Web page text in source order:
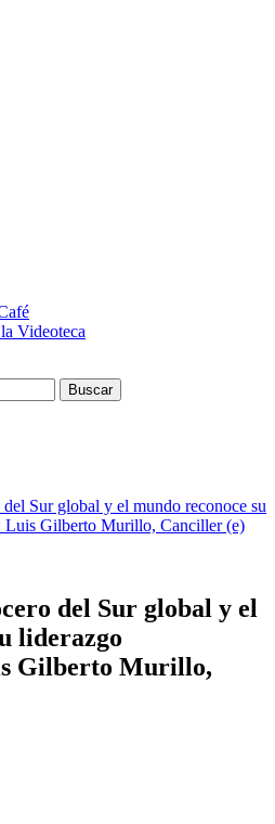
Videoteca
Sur global y el mundo reconoce su
Luis Gilberto Murillo, Canciller (e)
del Sur global y el
liderazgo
Gilberto Murillo,